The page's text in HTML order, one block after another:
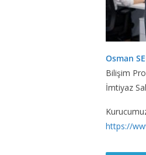
Osman
Bilişim
İmtiyaz
https://